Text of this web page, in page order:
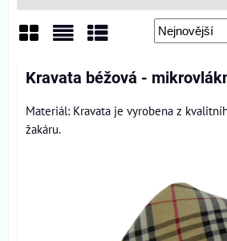
Kravata béžová -
Materiál: Kravata je vyrobena z
žakáru.